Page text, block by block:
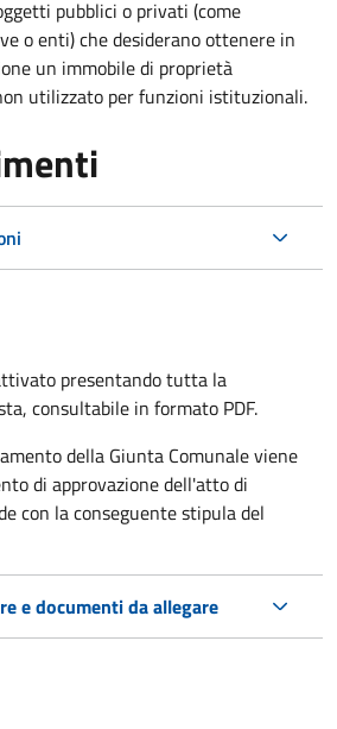
pubblici o privati (come
o enti) che desiderano ottenere in
un immobile di proprietà
utilizzato per funzioni istituzionali.
presentando tutta la
consultabile in formato PDF.
della Giunta Comunale viene
di approvazione dell'atto di
con la conseguente stipula del
e documenti da allegare